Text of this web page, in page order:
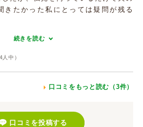
きたかった私にとっては疑問が残る
続きを読む
4 人中）
口コミをもっと読む（3件）
口コミを投稿する